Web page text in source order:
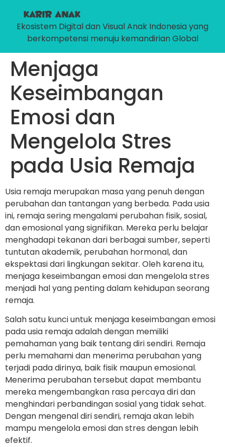
Ekosistem Digital dan Visual Anak Indonesia yang
berkompetensi menuju kemandirian Global
Menjaga
Keseimbangan
Emosi dan
Mengelola Stres
pada Usia Remaja
Usia remaja merupakan masa yang penuh dengan
perubahan dan tantangan yang berbeda. Pada usia
ini, remaja sering mengalami perubahan fisik, sosial,
dan emosional yang signifikan. Mereka perlu belajar
menghadapi tekanan dari berbagai sumber, seperti
tuntutan akademik, perubahan hormonal, dan
ekspektasi dari lingkungan sekitar. Oleh karena itu,
menjaga keseimbangan emosi dan mengelola stres
menjadi hal yang penting dalam kehidupan seorang
remaja.
Salah satu kunci untuk menjaga keseimbangan emosi
pada usia remaja adalah dengan memiliki
pemahaman yang baik tentang diri sendiri. Remaja
perlu memahami dan menerima perubahan yang
terjadi pada dirinya, baik fisik maupun emosional.
Menerima perubahan tersebut dapat membantu
mereka mengembangkan rasa percaya diri dan
menghindari perbandingan sosial yang tidak sehat.
Dengan mengenal diri sendiri, remaja akan lebih
mampu mengelola emosi dan stres dengan lebih
efektif.